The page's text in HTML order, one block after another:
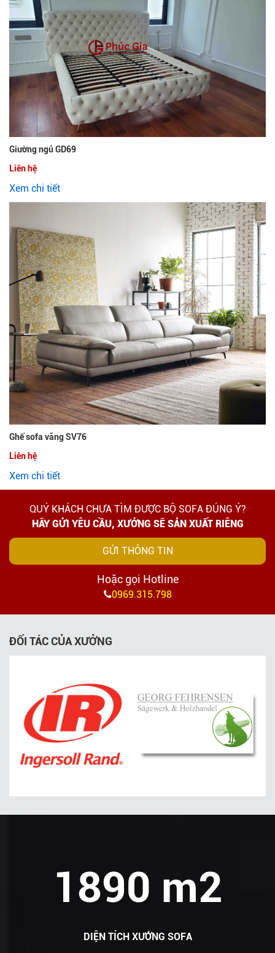
Giường ngủ GD69
Liên hệ
Xem chi tiết
Ghế sofa văng SV76
Liên hệ
Xem chi tiết
QUÝ KHÁCH CHƯA TÌM ĐƯỢC BỘ SOFA ĐÚNG Ý?
HÃY GỬI YÊU CẦU, XƯỞNG SẼ SẢN XUẤT RIÊNG
GỬI THÔNG TIN
Hoặc gọi Hotline
0969.315.798
ĐỐI TÁC CỦA XƯỞNG
1890 m2
DIỆN TÍCH XƯỞNG SOFA